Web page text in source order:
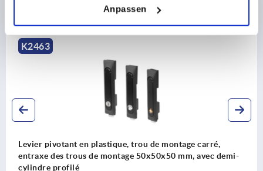
Anpassen
tiges plates 05601-22
Découvrez notre gamme de produits
trou de montage carré,
50x50x50 mm, avec demi-
Levier pivotant en
entraxe des trous de